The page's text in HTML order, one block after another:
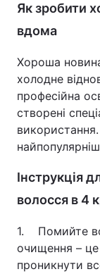
Як зробити
вдома
Хороша
холодне
професійна
створені
Інструкція
волосся в 4
1. Помийте
очищення –
проникнути